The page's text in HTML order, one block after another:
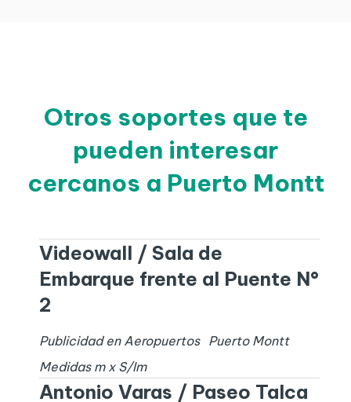
Otros soportes que te
pueden interesar
cercanos a Puerto Montt
Videowall / Sala de
Embarque frente al Puente N°
2
Publicidad en Aeropuertos
Puerto Montt
Medidas m x S/Im
Antonio Varas / Paseo Talca